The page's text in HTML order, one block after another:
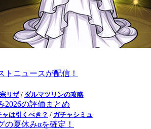
トニュースが配信！
リザ/ ダルマツリンの攻略
2026の評価まとめ
は引くべき？ / ガチャシミュ
の夏休みαを確定！